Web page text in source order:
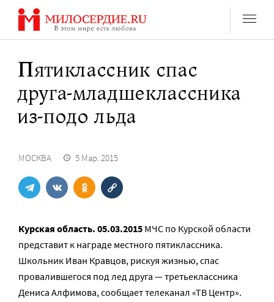
Перейти
содержанию
Пятиклассник спас
друга-младшеклассника
из-подо льда
МОСКВА 5 Мар. 2015
Курская область. 05.03.2015 МЧС по Курской области
представит к награде местного пятиклассника.
Школьник Иван Кравцов, рискуя жизнью, спас
провалившегося под лед друга — третьеклассника
Дениса Алфимова, сообщает телеканал «ТВ Центр».